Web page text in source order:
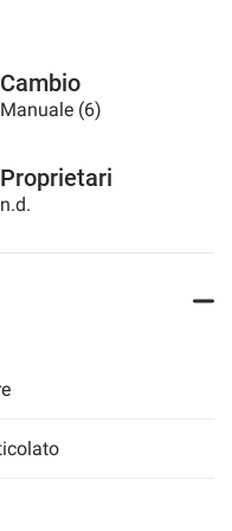
Cambio
Manuale (6)
Proprietari
n.d.